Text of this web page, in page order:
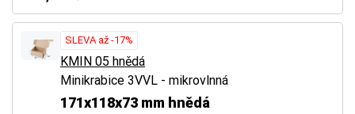
SLEVA až -17%
KMIN 05 hnědá
Minikrabice 3VVL - mikrovlnná
171x118x73 mm hnědá